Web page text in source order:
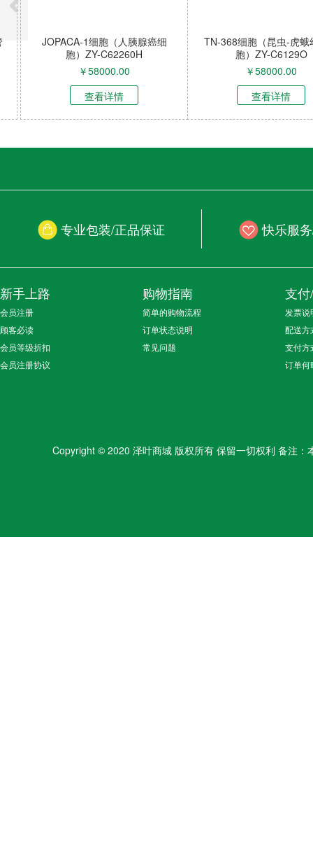
JOPACA-1细胞（人胰腺癌细
胞）ZY-C62260H
58000.00
查看详情
TN-368细胞（昆虫-虎蛾幼虫
胞）ZY-C6129O
58000.00
查看详情
专业包装/正品保证 快乐服
新手上路
会员注册
顾客必读
会员等级折扣
会员注册协议
购物指南
简单的购物流程
订单状态说明
常见问题
支
发票说
配送方
支付方
订单何
Copyright © 2020 泽叶商城 版权所有 保留一切权利 备注